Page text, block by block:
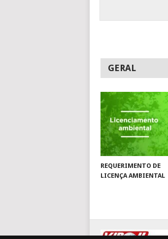
GERAL
REQUERIMENTO DE
LICENÇA AMBIENTAL